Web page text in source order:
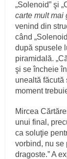
„Solenoid” şi
carte mult mai
venind din
când
după spusele
piramidală.
şi se încheie
unealtă
moment
Mircea
unui final,
ca soluţie
vorbind, nu se
dragoste.” A